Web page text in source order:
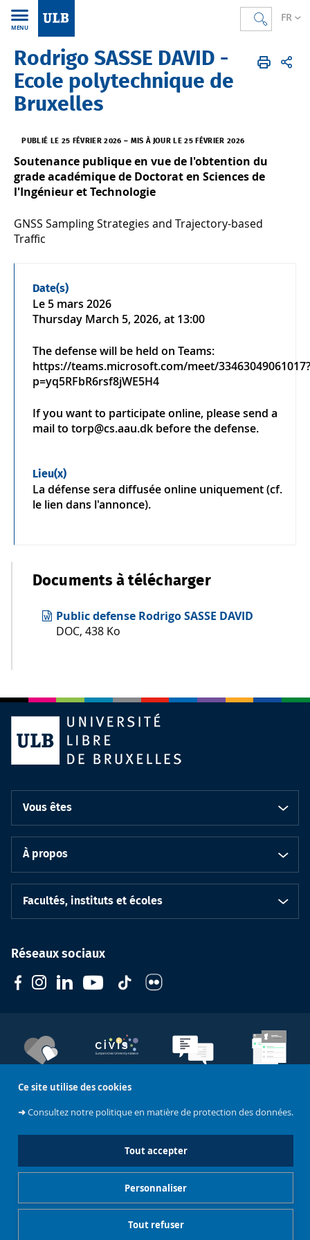
Ce site utilise des cookies
➜Consultez notre politique en matière de protection des données.
Tout accepter
Tout refuser
Personnaliser
FR
MENU
Accueil FR La Recherche Devenir chercheur, chercheuse
Rodrigo SASSE DAVID -
Ecole polytechnique de
Bruxelles
PUBLIÉ LE 25 FÉVRIER 2026 – MIS À JOUR LE 25 FÉVRIER 2026
Soutenance publique en vue de l'obtention du
grade académique de Doctorat en Sciences de
l'Ingénieur et Technologie
GNSS Sampling Strategies and Trajectory-based
Traffic
Date(s)
Le5 mars 2026
Thursday March 5, 2026, at 13:00
The defense will be held on Teams:
https://teams.microsoft.com/meet/33463049061017?
p=yq5RFbR6rsf8jWE5H4
If you want to participate online, please send a
mail to torp@cs.aau.dk before the defense.
Lieu(x)
La défense sera diffusée online uniquement (cf.
le lien dans l'annonce).
Documents à télécharger
Public defense Rodrigo SASSE DAVID
DOC, 438 Ko
Vous êtes
À propos
Facultés, instituts et écoles
Réseaux sociaux
l'Université
CIVIS
Charte de modération - Réseaux sociaux
Gestionnaire de cookies